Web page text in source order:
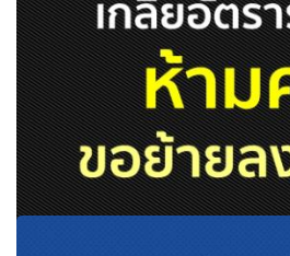
2562